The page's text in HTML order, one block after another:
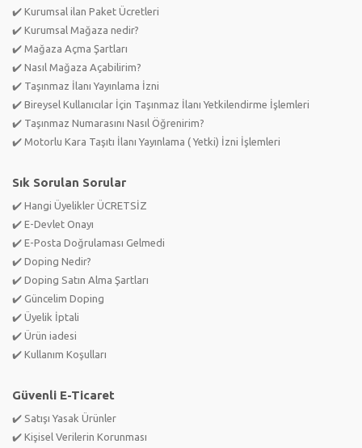
✔️ Kurumsal ilan Paket Ücretleri
✔️ Kurumsal Mağaza nedir?
✔️ Mağaza Açma Şartları
✔️ Nasıl Mağaza Açabilirim?
✔️ Taşınmaz İlanı Yayınlama İzni
✔️ Bireysel Kullanıcılar İçin Taşınmaz İlanı Yetkilendirme İşlemleri
✔️ Taşınmaz Numarasını Nasıl Öğrenirim?
✔️ Motorlu Kara Taşıtı İlanı Yayınlama ( Yetki) İzni İşlemleri
Sık Sorulan Sorular
✔️ Hangi Üyelikler ÜCRETSİZ
✔️ E-Devlet Onayı
✔️ E-Posta Doğrulaması Gelmedi
✔️ Doping Nedir?
✔️ Doping Satın Alma Şartları
✔️ Güncelim Doping
✔️ Üyelik İptali
✔️ Ürün iadesi
✔️ Kullanım Koşulları
Güvenli E-Ticaret
✔️ Satışı Yasak Ürünler
✔️ Kişisel Verilerin Korunması